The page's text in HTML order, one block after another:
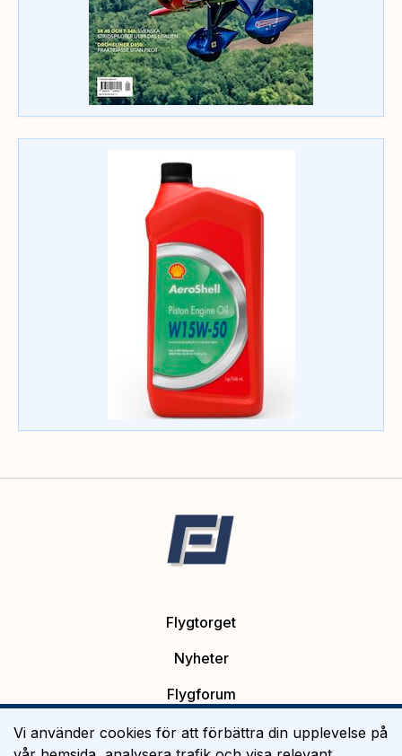
Flygtorget
Nyheter
Flygforum
Platsannonser
Vi använder cookies för att förbättra din upplevelse på